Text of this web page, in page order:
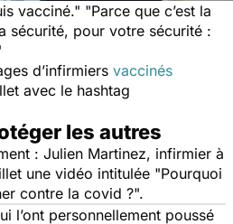
vacciné." "Parce que c’est la
sécurité, pour votre sécurité :
d’infirmiers vaccinés
avec le hashtag
les autres
: Julien Martinez, infirmier à
une vidéo intitulée "Pourquoi
contre la covid ?".
l’ont personnellement poussé